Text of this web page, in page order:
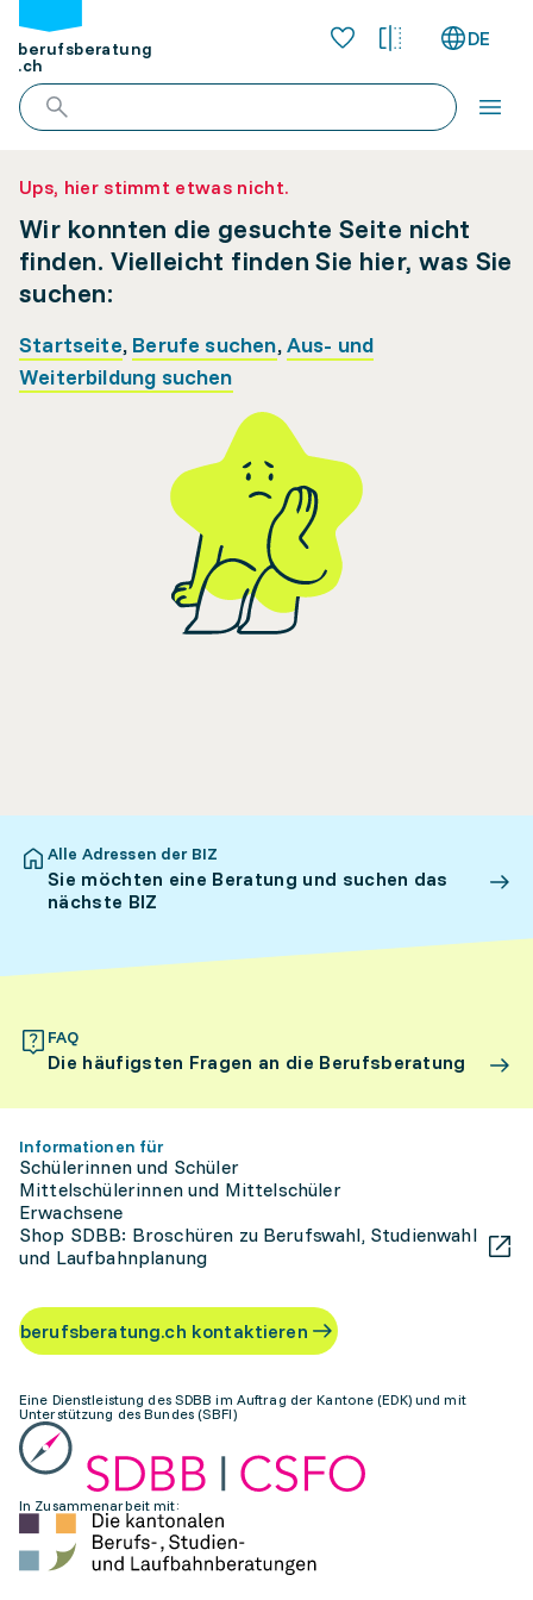
berufsberatung
.ch
DE
Ups, hier stimmt etwas nicht.
Wir konnten die gesuchte Seite nicht
finden. Vielleicht finden Sie hier, was Sie
suchen:
Startseite, Berufe suchen,Aus- und
Weiterbildung suchen
Alle Adressen der BIZ
Sie möchten eine Beratung und suchen das
nächste BIZ
FAQ
Die häufigsten Fragen an die Berufsberatung
Informationen für
Schülerinnen und Schüler
Mittelschülerinnen und Mittelschüler
Erwachsene
Shop SDBB: Broschüren zu Berufswahl, Studienwahl
und Laufbahnplanung
berufsberatung.ch kontaktieren
Eine Dienstleistung des SDBB im Auftrag der Kantone (EDK) und mit
Unterstützung des Bundes (SBFI)
In Zusammenarbeit mit: